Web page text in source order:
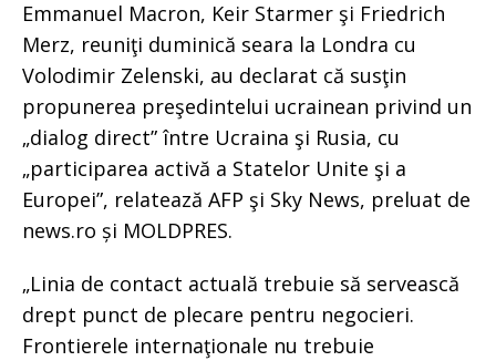
Emmanuel Macron, Keir Starmer şi Friedrich
Merz, reuniţi duminică seara la Londra cu
Volodimir Zelenski, au declarat că susţin
propunerea preşedintelui ucrainean privind un
„dialog direct” între Ucraina şi Rusia, cu
„participarea activă a Statelor Unite şi a
Europei”, relatează AFP şi Sky News, preluat de
news.ro și MOLDPRES.
„Linia de contact actuală trebuie să servească
drept punct de plecare pentru negocieri.
Frontierele internaţionale nu trebuie